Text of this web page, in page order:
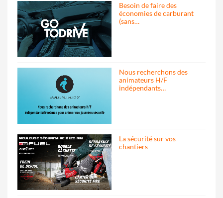
Besoin de faire des
économies de carburant
(sans…
Nous recherchons des
animateurs H/F
indépendants…
La sécurité sur vos
chantiers